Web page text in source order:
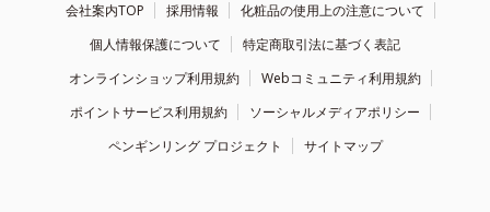
会社案内TOP 採用情報
化粧品の使用上の注意について
個人情報保護について
特定商取引法に基づく表記
オンラインショップ利用規約
Webコミュニティ利用規約
ポイントサービス利用規約
ソーシャルメディアポリシー
ペンギンリング プロジェクト
サイトマップ